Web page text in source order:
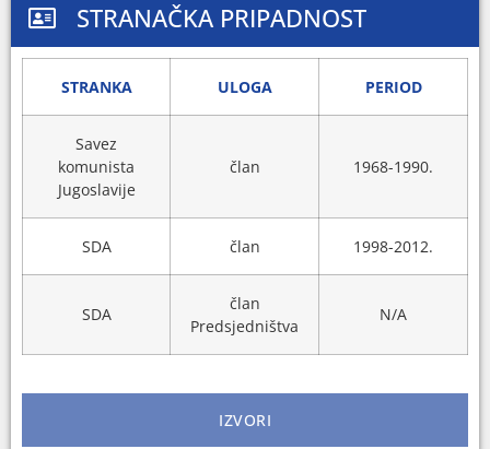
STRANAČKA PRIPADNOST
STRANKA ULOGA PERIOD
Savez
komunista
Jugoslavije
član 1968-1990.
SDA član 1998-2012.
SDA
član
Predsjedništva
N/A
IZVORI